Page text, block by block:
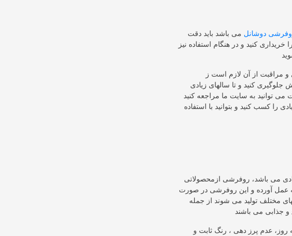
دوشانل می باشد باید دقت
کنید و در هنگام استفاده نیز
و مراقبت از آن لازم است ز
جلوگیری کنید و تا سالهای زیادی
توانید به سایت ما مراجعه کنید
را کسب کنید و بتوانید با استفاده
می باشد، روفرشی ازمحصولاتی
عمل آورده و این روفرشی در صورت
مختلف تولید می شوند از جمله
روز، عدم پرز دهی ، رنگ ثابت و